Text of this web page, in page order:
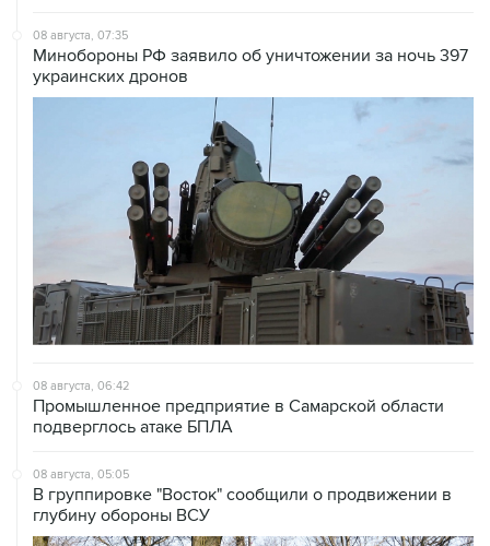
08 августа, 07:35
Минобороны РФ заявило об уничтожении за ночь 397
украинских дронов
08 августа, 06:42
Промышленное предприятие в Самарской области
подверглось атаке БПЛА
08 августа, 05:05
В группировке "Восток" сообщили о продвижении в
глубину обороны ВСУ